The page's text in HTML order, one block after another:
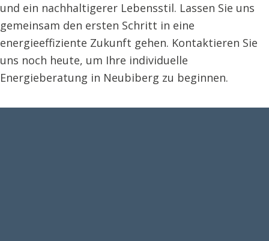
und ein nachhaltigerer Lebensstil. Lassen Sie uns
gemeinsam den ersten Schritt in eine
energieeffiziente Zukunft gehen. Kontaktieren Sie
uns noch heute, um Ihre individuelle
Energieberatung in Neubiberg zu beginnen.